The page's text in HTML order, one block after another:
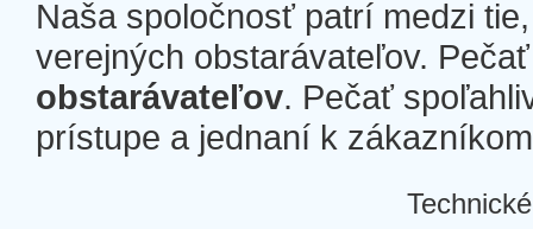
Naša spoločnosť patrí medzi
verejných obstarávateľov.
obstarávateľov. Pečať
prístupe a jednaní k